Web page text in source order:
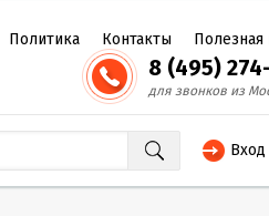
Политика Контакты
8 (495)
для звонков из
Вход